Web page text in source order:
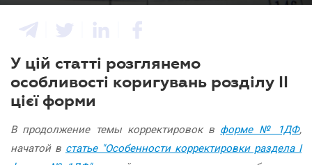
У цій статті розглянемо
особливості коригувань розділу ІІ
цієї форми
В продолжение темы корректировок в форме № 1ДФ,
начатой в статье "Особенности корректировки раздела І